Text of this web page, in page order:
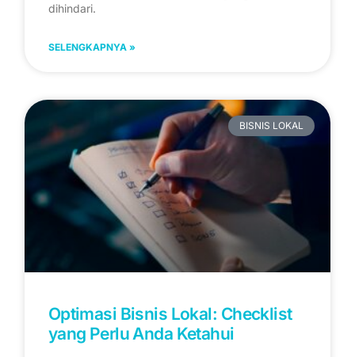
dihindari.
SELENGKAPNYA »
BISNIS LOKAL
Optimasi Bisnis Lokal: Checklist
yang Perlu Anda Ketahui